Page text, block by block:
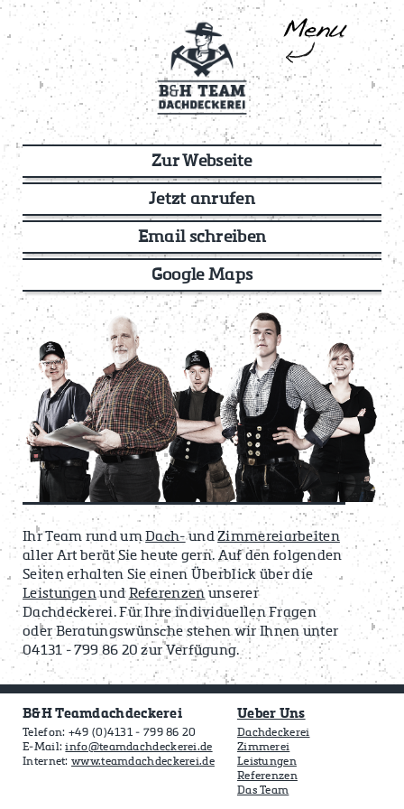
Zur Webseite
Jetzt anrufen
Email schreiben
Google Maps
Ihr Team rund um Dach-undZimmereiarbeiten
aller Art berät Sie heute gern. Auf den folgenden
Seiten erhalten Sie einen Überblick über die
Leistungenund Referenzen unserer
Dachdeckerei. Für Ihre individuellen Fragen
oder Beratungswünsche stehen wir Ihnen unter
04131 - 799 86 20 zur Verfügung.
B&H Teamdachdeckerei
Telefon: +49 (0)4131 - 799 86 20
E-Mail:info@teamdachdeckerei.de
Internet: www.teamdachdeckerei.de
Ueber Uns
Dachdeckerei
Zimmerei
Leistungen
Referenzen
Das Team